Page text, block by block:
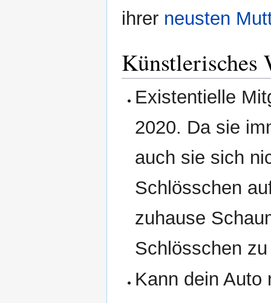
ihrer neusten
Künstlerisches
Existentielle
2020. Da sie
auch sie sich
Schlösschen
zuhause
Schlösschen
Kann dein Auto